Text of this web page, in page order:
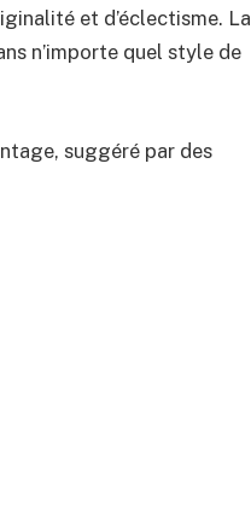
et d’éclectisme. La
n’importe quel style de
suggéré par des